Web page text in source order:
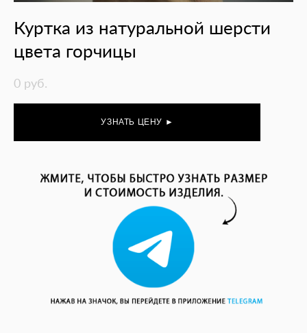
Куртка из натуральной шерсти
цвета горчицы
0 pуб.
УЗНАТЬ ЦЕНУ ►